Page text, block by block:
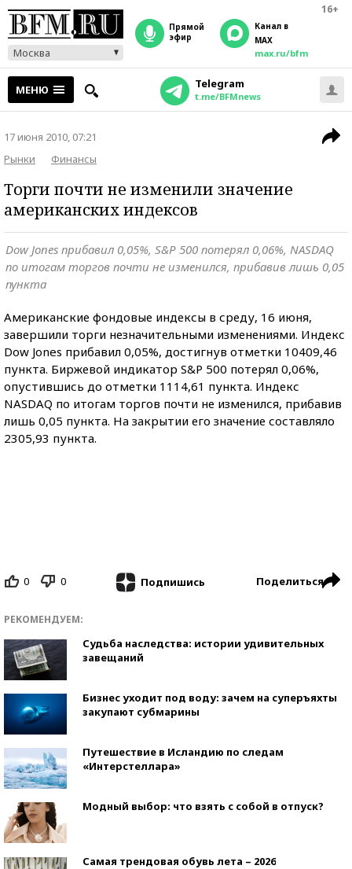
16+
Москва
прямой
эфир
Канал в
MAX
max.ru/bfm
МЕНЮ Telegram
t.me/BFMnews
17 июня 2010, 07:21
Рынки
Финансы
Торги почти не изменили значение
американских индексов
Dow Jones прибавил 0,05%, S&P 500 потерял 0,06%, NASDAQ
по итогам торгов почти не изменился, прибавив лишь 0,05
пункта
Американские фондовые индексы в среду, 16 июня,
завершили торги незначительными изменениями. Индекс
Dow Jones прибавил 0,05%, достигнув отметки 10409,46
пункта. Биржевой индикатор S&P 500 потерял 0,06%,
опустившись до отметки 1114,61 пункта. Индекс
NASDAQ по итогам торгов почти не изменился, прибавив
лишь 0,05 пункта. На закрытии его значение составляло
2305,93 пункта.
0 0 Подпишись Поделиться
РЕКОМЕНДУЕМ:
Судьба наследства: истории удивительных
завещаний
Бизнес уходит под воду: зачем на суперъяхты
закупают субмарины
Путешествие в Исландию по следам
«Интерстеллара»
Модный выбор: что взять с собой в отпуск?
Самая трендовая обувь лета – 2026